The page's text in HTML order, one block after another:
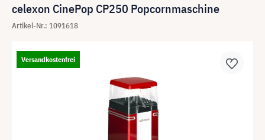
celexon CinePop CP250 Popcornmaschine
Artikel-Nr.: 1091618
Versandkostenfrei